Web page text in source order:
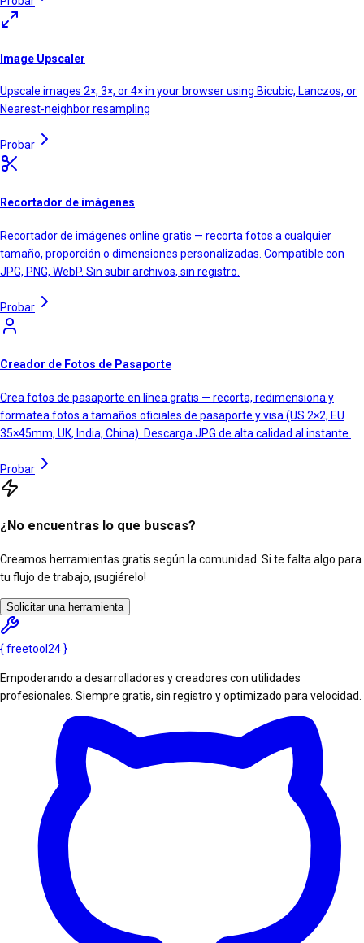
Image Upscaler
Upscale images 2×, 3×, or 4× in your browser using Bicubic, Lanczos, or
Nearest-neighbor resampling
Probar
Recortador de imágenes
Recortador de imágenes online gratis — recorta fotos a cualquier
tamaño, proporción o dimensiones personalizadas. Compatible con
JPG, PNG, WebP. Sin subir archivos, sin registro.
Probar
Creador de Fotos de Pasaporte
Crea fotos de pasaporte en línea gratis — recorta, redimensiona y
formatea fotos a tamaños oficiales de pasaporte y visa (US 2×2, EU
35×45mm, UK, India, China). Descarga JPG de alta calidad al instante.
Probar
¿No encuentras lo que buscas?
Creamos herramientas gratis según la comunidad. Si te falta algo para
tu flujo de trabajo, ¡sugiérelo!
Solicitar una herramienta
{freetool24}
Empoderando a desarrolladores y creadores con utilidades
profesionales. Siempre gratis, sin registro y optimizado para velocidad.